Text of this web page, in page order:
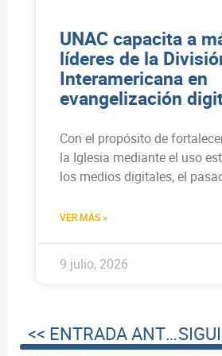
UNAC capacita a
líderes de la
Interamericana en
evangelización
Con el propósito de
la Iglesia mediante el uso
los medios digitales, el
VER MÁS »
9 julio, 2026
<< ENTRADA ANTERIOR